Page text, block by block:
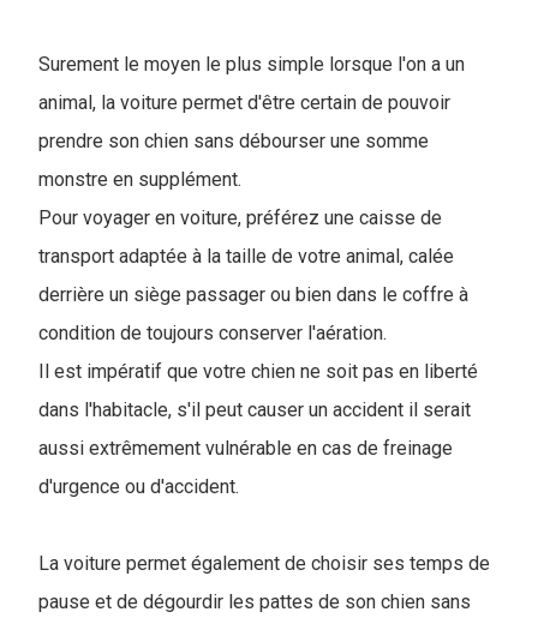
Surement le moyen le plus simple lorsque l'on a un
animal, la voiture permet d'être certain de pouvoir
prendre son chien sans débourser une somme
monstre en supplément.
Pour voyager en voiture, préférez une caisse de
transport adaptée à la taille de votre animal, calée
derrière un siège passager ou bien dans le coffre à
condition de toujours conserver l'aération.
Il est impératif que votre chien ne soit pas en liberté
dans l'habitacle, s'il peut causer un accident il serait
aussi extrêmement vulnérable en cas de freinage
d'urgence ou d'accident.
La voiture permet également de choisir ses temps de
pause et de dégourdir les pattes de son chien sans